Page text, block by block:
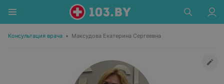
Консультация врача • Максудова Екатерина Сергеевна